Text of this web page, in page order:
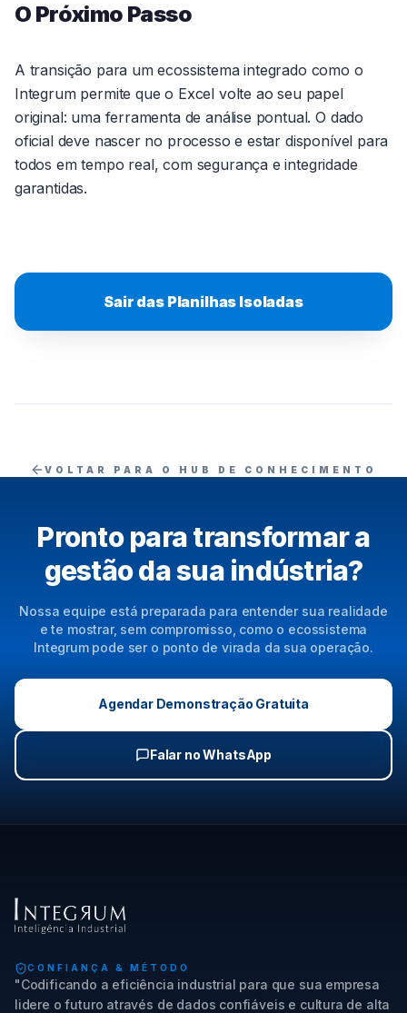
O Próximo Passo
A transição para um ecossistema integrado como o
Integrum permite que o Excel volte ao seu papel
original: uma ferramenta de análise pontual. O dado
oficial deve nascer no processo e estar disponível para
todos em tempo real, com segurança e integridade
garantidas.
Sair das Planilhas Isoladas
VOLTAR PARA O HUB DE CONHECIMENTO
Pronto para transformar a
gestão da sua indústria?
Nossa equipe está preparada para entender sua realidade
e te mostrar, sem compromisso, como o ecossistema
Integrum pode ser o ponto de virada da sua operação.
Agendar Demonstração Gratuita
Falar no WhatsApp
CONFIANÇA & MÉTODO
"Codificando a eficiência industrial para que sua empresa
lidere o futuro através de dados confiáveis e cultura de alta